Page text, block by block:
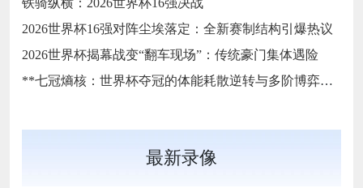
铁骑纵横：2026世界杯16强决战
2026世界杯16强对阵尘埃落定：全新赛制结构引爆热议
2026世界杯揭幕战变“翻车现场”：传统豪门集体遇险
**七冠熵核：世界杯夺冠的体能耗散逆转与多阶博弈论**
最新录像